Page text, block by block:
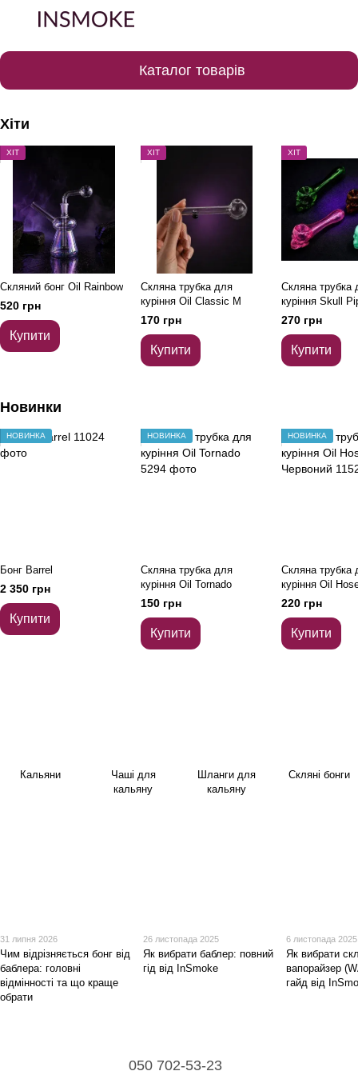
Каталог товарів
Хіти
ХІТ
Скляний бонг Oil Rainbow
520 грн
Купити
ХІТ
Скляна трубка для
куріння Oil Classic M
170 грн
Купити
ХІТ
Скляна трубка
куріння Skull
Рожевий
270 грн
Купити
Новинки
НОВИНКА
Бонг Barrel
2 350 грн
Купити
НОВИНКА
Скляна трубка для
куріння Oil Tornado
150 грн
Купити
НОВИНКА
Скляна трубка
куріння Oil
Червоний
220 грн
Купити
Кальяни
Чаші для
кальяну
Шланги для
кальяну
Скляні бонги
31 липня 2026
Чим відрізняється бонг від
баблера: головні
відмінності та що краще
обрати
26 листопада 2025
Як вибрати баблер: повний
гід від InSmoke
6 листопада 2025
Як вибрати
вапорайзер
гайд від
050 702-53-23